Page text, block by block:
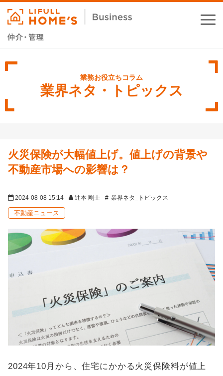
業務支援サービス
資料ダウンロード
業界ネタ・トピックス
火災保険が大幅値上げ。値上げの背景や
不動産市場への影響は？
2024-08-08 15:14 辻本 剛士 業界ネタ_トピックス
不動産ニュース
2024年10月から、住宅にかかる火災保険料が値上